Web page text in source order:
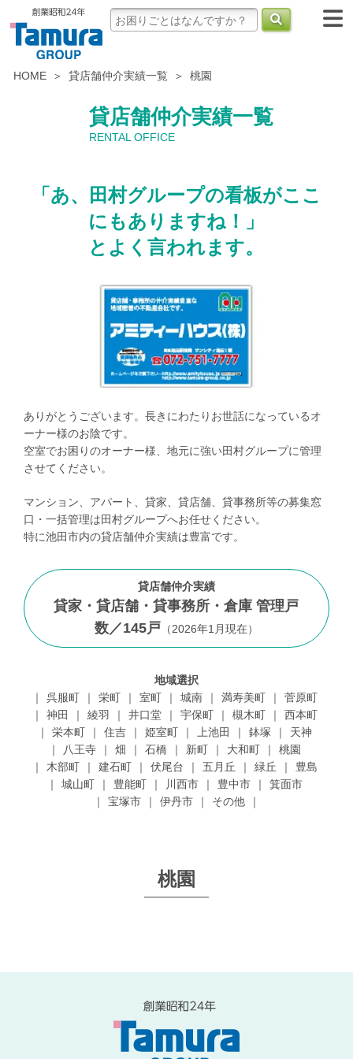
HOME 貸店舗仲介実績一覧 桃園
貸店舗仲介実績一覧
RENTAL OFFICE
「あ、田村グループの看板がここ
にもありますね！」
とよく言われます。
ありがとうございます。長きにわたりお世話になっているオ
ーナー様のお陰です。
空室でお困りのオーナー様、地元に強い田村グループに管理
させてください。
マンション、アパート、貸家、貸店舗、貸事務所等の募集窓
口・一括管理は田村グループへお任せください。
特に池田市内の貸店舗仲介実績は豊富です。
貸店舗仲介実績
貸家・貸店舗・貸事務所・倉庫 管理戸
数／145戸 （2026年1月現在）
地域選択
呉服町
栄町 室町 城南 満寿美町
菅原町
神田
綾羽 井口堂 宇保町 槻木町
西本町
栄本町
住吉 姫室町 上池田 鉢塚
天神
八王寺
畑 石橋 新町 大和町
桃園
木部町
建石町 伏尾台 五月丘 緑丘
豊島
城山町
豊能町 川西市 豊中市
箕面市
宝塚市
伊丹市 その他
桃園